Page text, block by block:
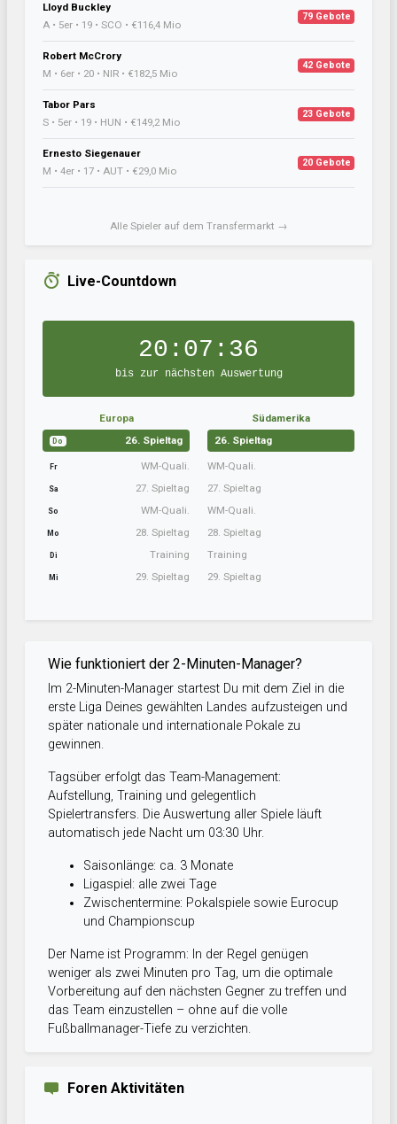
Lloyd Buckley
A • 5er • 19 • SCO • €116,4 Mio
79 Gebote
Robert McCrory
M • 6er • 20 • NIR • €182,5 Mio
42 Gebote
Tabor Pars
S • 5er • 19 • HUN • €149,2 Mio
23 Gebote
Ernesto Siegenauer
M • 4er • 17 • AUT • €29,0 Mio
20 Gebote
Alle Spieler auf dem Transfermarkt →
Live-Countdown
20:07:36
bis zur nächsten Auswertung
Europa
Do 26. Spieltag
Fr WM-Quali.
Sa 27. Spieltag
So WM-Quali.
Mo 28. Spieltag
Di Training
Mi 29. Spieltag
Südamerika
26. Spieltag
WM-Quali.
27. Spieltag
WM-Quali.
28. Spieltag
Training
29. Spieltag
Wie funktioniert der 2-Minuten-Manager?
Im 2-Minuten-Manager startest Du mit dem Ziel in die
erste Liga Deines gewählten Landes aufzusteigen und
später nationale und internationale Pokale zu
gewinnen.
Tagsüber erfolgt das Team-Management:
Aufstellung, Training und gelegentlich
Spielertransfers. Die Auswertung aller Spiele läuft
automatisch jede Nacht um 03:30 Uhr.
Saisonlänge: ca. 3 Monate
Ligaspiel: alle zwei Tage
Zwischentermine: Pokalspiele sowie Eurocup
und Championscup
Der Name ist Programm: In der Regel genügen
weniger als zwei Minuten pro Tag, um die optimale
Vorbereitung auf den nächsten Gegner zu treffen und
das Team einzustellen – ohne auf die volle
Fußballmanager-Tiefe zu verzichten.
Foren Aktivitäten